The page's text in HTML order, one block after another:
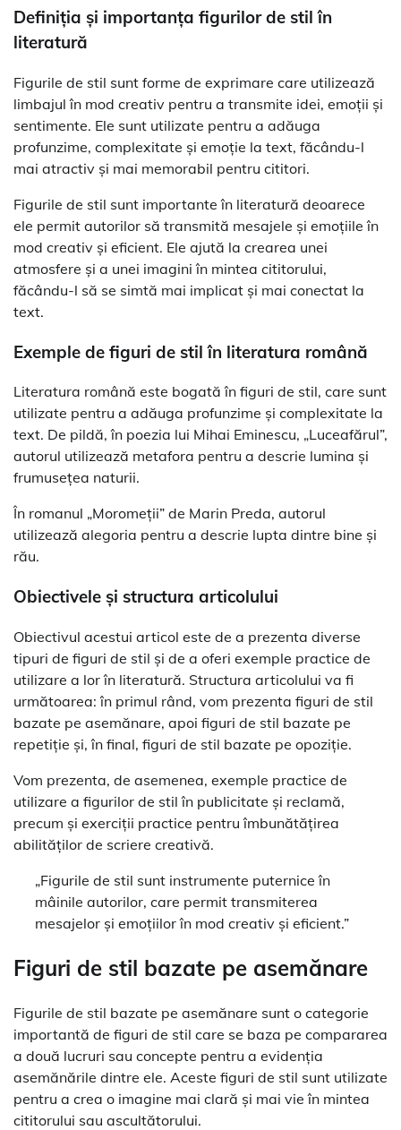
Definiția și importanța figurilor de stil în
literatură
Figurile de stil sunt forme de exprimare care utilizează
limbajul în mod creativ pentru a transmite idei, emoții și
sentimente. Ele sunt utilizate pentru a adăuga
profunzime, complexitate și emoție la text, făcându-l
mai atractiv și mai memorabil pentru cititori.
Figurile de stil sunt importante în literatură deoarece
ele permit autorilor să transmită mesajele și emoțiile în
mod creativ și eficient. Ele ajută la crearea unei
atmosfere și a unei imagini în mintea cititorului,
făcându-l să se simtă mai implicat și mai conectat la
text.
Exemple de figuri de stil în literatura română
Literatura română este bogată în figuri de stil, care sunt
utilizate pentru a adăuga profunzime și complexitate la
text. De pildă, în poezia lui Mihai Eminescu, „Luceafărul”,
autorul utilizează metafora pentru a descrie lumina și
frumusețea naturii.
În romanul „Moromeții” de Marin Preda, autorul
utilizează alegoria pentru a descrie lupta dintre bine și
rău.
Obiectivele și structura articolului
Obiectivul acestui articol este de a prezenta diverse
tipuri de figuri de stil și de a oferi exemple practice de
utilizare a lor în literatură. Structura articolului va fi
următoarea: în primul rând, vom prezenta figuri de stil
bazate pe asemănare, apoi figuri de stil bazate pe
repetiție și, în final, figuri de stil bazate pe opoziție.
Vom prezenta, de asemenea, exemple practice de
utilizare a figurilor de stil în publicitate și reclamă,
precum și exerciții practice pentru îmbunătățirea
abilităților de scriere creativă.
„Figurile de stil sunt instrumente puternice în
mâinile autorilor, care permit transmiterea
mesajelor și emoțiilor în mod creativ și eficient.”
Figuri de stil bazate pe asemănare
Figurile de stil bazate pe asemănare sunt o categorie
importantă de figuri de stil care se baza pe compararea
a două lucruri sau concepte pentru a evidenția
asemănările dintre ele. Aceste figuri de stil sunt utilizate
pentru a crea o imagine mai clară și mai vie în mintea
cititorului sau ascultătorului.